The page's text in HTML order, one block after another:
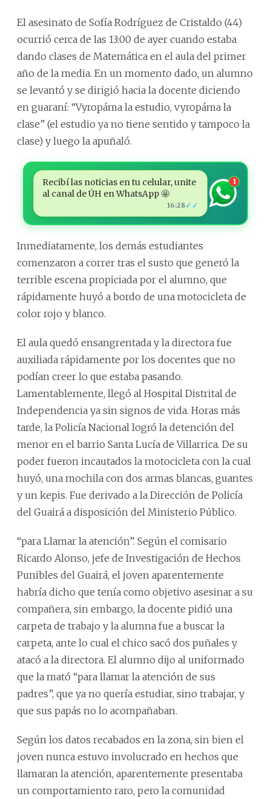
El asesinato de Sofía Rodríguez de Cristaldo (44)
ocurrió cerca de las 13:00 de ayer cuando estaba
dando clases de Matemática en el aula del primer
año de la media. En un momento dado, un alumno
se levantó y se dirigió hacia la docente diciendo
en guaraní: “Vyropáma la estudio, vyropáma la
clase” (el estudio ya no tiene sentido y tampoco la
clase) y luego la apuñaló.
Recibí las noticias en tu celular, unite
al canal de ÚH en WhatsApp 🤩
16:28✓✓
1
Inmediatamente, los demás estudiantes
comenzaron a correr tras el susto que generó la
terrible escena propiciada por el alumno, que
rápidamente huyó a bordo de una motocicleta de
color rojo y blanco.
El aula quedó ensangrentada y la directora fue
auxiliada rápidamente por los docentes que no
podían creer lo que estaba pasando.
Lamentablemente, llegó al Hospital Distrital de
Independencia ya sin signos de vida. Horas más
tarde, la Policía Nacional logró la detención del
menor en el barrio Santa Lucía de Villarrica. De su
poder fueron incautados la motocicleta con la cual
huyó, una mochila con dos armas blancas, guantes
y un kepis. Fue derivado a la Dirección de Policía
del Guairá a disposición del Ministerio Público.
“para Llamar la atención”. Según el comisario
Ricardo Alonso, jefe de Investigación de Hechos
Punibles del Guairá, el joven aparentemente
habría dicho que tenía como objetivo asesinar a su
compañera, sin embargo, la docente pidió una
carpeta de trabajo y la alumna fue a buscar la
carpeta, ante lo cual el chico sacó dos puñales y
atacó a la directora. El alumno dijo al uniformado
que la mató “para llamar la atención de sus
padres”, que ya no quería estudiar, sino trabajar, y
que sus papás no lo acompañaban.
Según los datos recabados en la zona, sin bien el
joven nunca estuvo involucrado en hechos que
llamaran la atención, aparentemente presentaba
un comportamiento raro, pero la comunidad